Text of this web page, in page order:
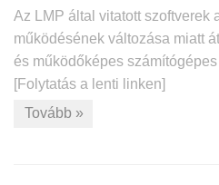
Az LMP által vitatott szoftverek
működésének változása miatt
és működőképes
[Folytatás a lenti linken]
Tovább »